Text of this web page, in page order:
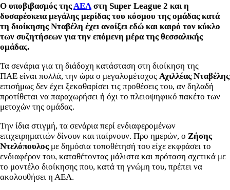
Ο υποβιβασμός τηςΑΕΛ στη Super League 2 και η
δυσαρέσκεια μεγάλης μερίδας του κόσμου της ομάδας κατά
τη διοίκησης Νταβέλη έχει ανοίξει εδώ και καιρό τον κύκλο
των συζητήσεων για την επόμενη μέρα της θεσσαλικής
ομάδας.
Τα σενάρια για τη διάδοχη κατάσταση στη διοίκηση της
ΠΑΕ είναι πολλά, την ώρα ο μεγαλομέτοχος Αχιλλέας Νταβέλης
επισήμως δεν έχει ξεκαθαρίσει τις προθέσεις του, αν δηλαδή
προτίθεται να παραχωρήσει ή όχι το πλειοψηφικό πακέτο των
μετοχών της ομάδας.
Την ίδια στιγμή, τα σενάρια περί ενδιαφερομένων
επιχειρηματιών δίνουν και παίρνουν. Προ ημερών, ο Ζήσης
Ντελόπουλοςμε δημόσια τοποθέτησή του είχε εκφράσει το
ενδιαφέρον του, καταθέτοντας μάλιστα και πρόταση σχετικά με
το μοντέλο διοίκησης που, κατά τη γνώμη του, πρέπει να
ακολουθήσει η ΑΕΛ.